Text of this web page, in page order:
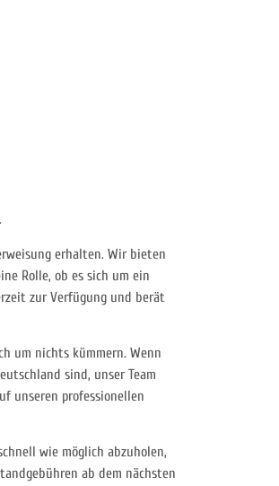
erhalten. Wir bieten
Rolle, ob es sich um ein
zur Verfügung und berät
um nichts kümmern. Wenn
sind, unser Team
unseren professionellen
wie möglich abzuholen,
ab dem nächsten